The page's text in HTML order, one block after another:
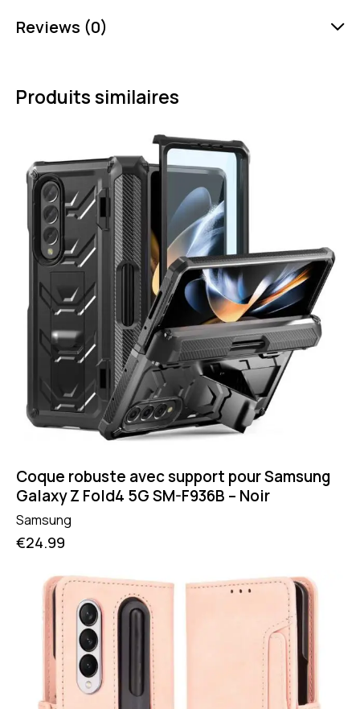
Reviews (0)
Produits similaires
Coque robuste avec support pour Samsung
Galaxy Z Fold4 5G SM-F936B – Noir
Samsung
€24.99